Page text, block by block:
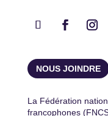
NOUS JOINDRE
La Fédération
francophones